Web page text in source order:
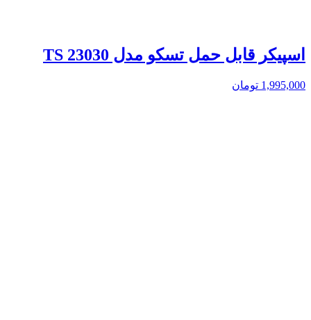
اسپیکر قابل حمل تسکو مدل TS 23030
1,995,000 تومان